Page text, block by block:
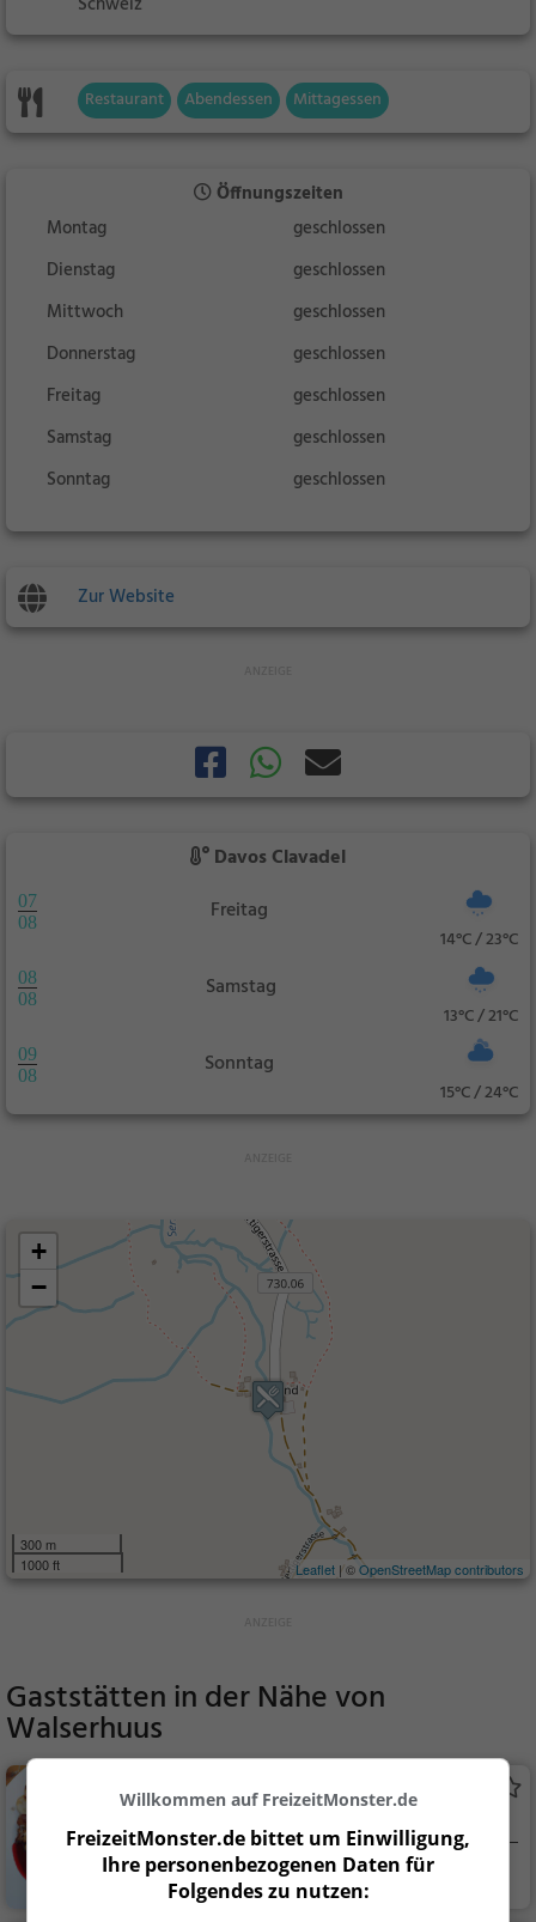
Restaurant Abendessen Mittagessen
Öffnungszeiten
Montag
geschlossen
Dienstag
geschlossen
Mittwoch
geschlossen
Donnerstag
geschlossen
Freitag
geschlossen
Samstag
geschlossen
Sonntag
geschlossen
Zur Website
Davos Clavadel
07
08
Freitag
14°C / 23°C
08
08
Samstag
13°C / 21°C
09
08
Sonntag
15°C / 24°C
+
−
300 m
1000 ft
Leaflet | ©OpenStreetMap contributors
Gaststätten in der Nähe von
Walserhuus
Bergrestaurant Jatzmeder
Frauenkirch
Davos Frauenkirc
h, S...
Restaurant, Schw
eizerisch, Regionalkü
Willkommen auf FreizeitMonster.de
FreizeitMonster.de bittet um Einwilligung,
Ihre personenbezogenen Daten für
Folgendes zu nutzen: